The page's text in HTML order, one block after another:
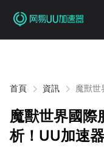
首頁 資訊
魔獸世
魔獸世界國際
析！UU加速